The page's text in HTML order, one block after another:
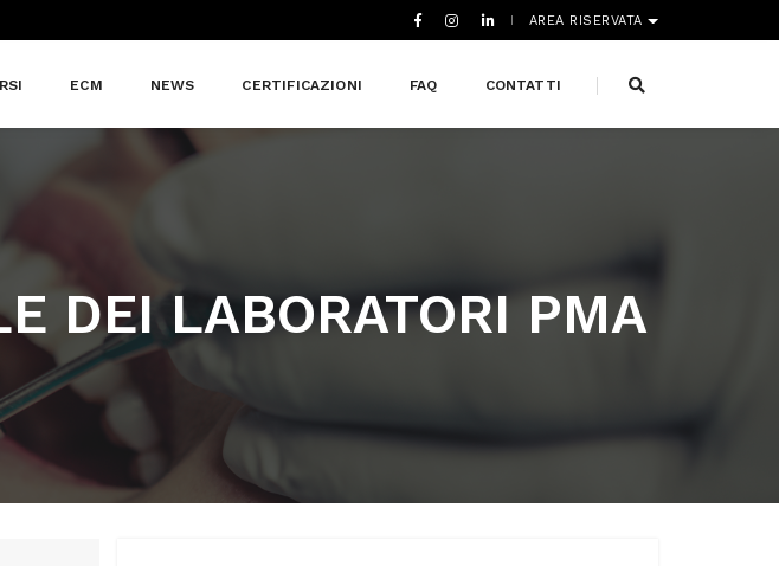
AREA RISERVATA
ECM NEWS CERTIFICAZIONI FAQ CONTATTI
DEI LABORATORI PMA